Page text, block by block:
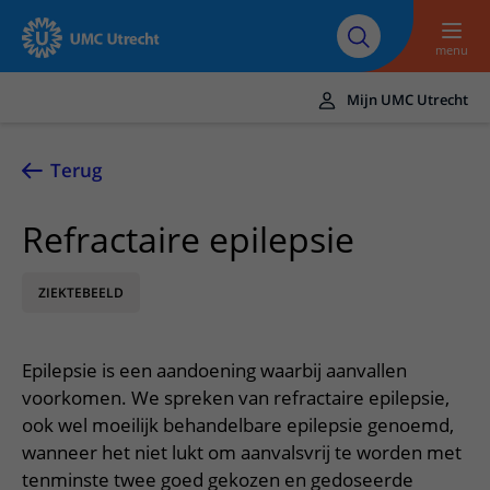
Naar hoofdinhoud
Over UMC
Utrecht
Research
Werken bij het UMC
Utrecht
menu
UMC Utrecht
Zorg en behandeling
Ziekten en aandoeningen
Poliklinieken
Verpleegafdelingen
Onze zorgverleners
Afspraak en opname
Bezoek aan de polikliniek
Opname in het ziekenhuis
Voorbereiding op uw afspraak
Op bezoek in het UMC Utrecht
Apotheek
Winkels en restaurants
Contact en route
Spoed
Contactgegevens
Patiënt verwijzen
Mijn UMC Utrecht
Terug
Refractaire epilepsie
ZIEKTEBEELD
Epilepsie is een aandoening waarbij aanvallen
voorkomen. We spreken van refractaire epilepsie,
ook wel moeilijk behandelbare epilepsie genoemd,
wanneer het niet lukt om aanvalsvrij te worden met
tenminste twee goed gekozen en gedoseerde